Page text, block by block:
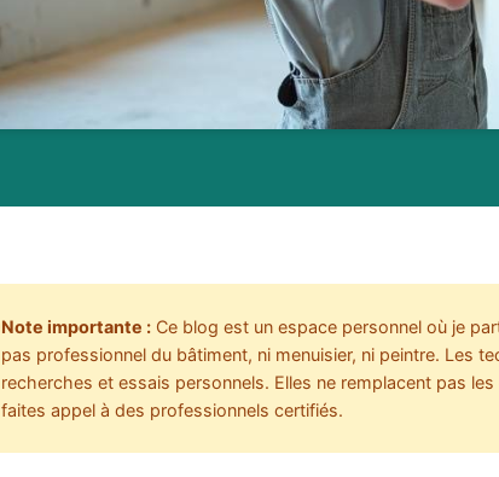
Note importante : Ce blog est un espace personnel où je
pas professionnel du bâtiment, ni menuisier, ni peintre. Les
recherches et essais personnels. Elles ne remplacent pas
faites appel à des professionnels certifiés.